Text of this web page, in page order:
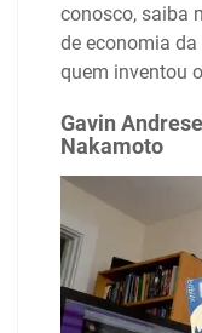
conosco, saiba
de economia
quem inventou
Gavin
Nakamoto